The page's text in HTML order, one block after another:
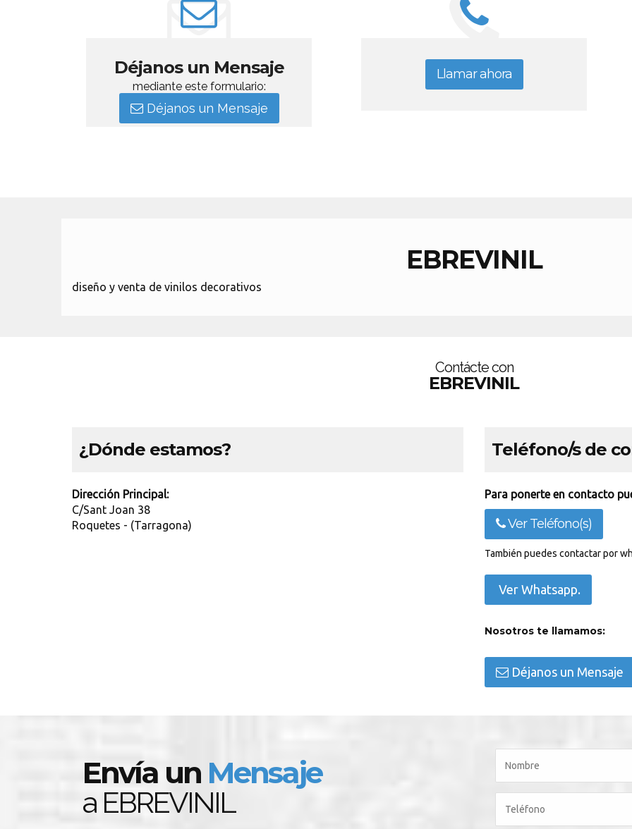
Déjanos un Mensaje
mediante este formulario:
Déjanos un Mensaje
Llamar ahora
EBREVINIL
diseño y venta de vinilos decorativos
Contácte con
EBREVINIL
¿Dónde estamos?
Dirección Principal:
C/Sant Joan 38
Roquetes - (Tarragona)
Teléfono/s de
Para ponerte en contacto
Ver Teléfono(s)
También puedes contactar por
Ver Whatsapp.
Nosotros te llamamos:
Déjanos un Mensaje
Envía un Mensaje
a EBREVINIL